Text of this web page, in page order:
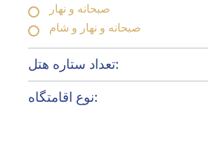
صبحانه و نهار
صبحانه و نهار و شام
تعداد ستاره هتل:
نوع اقامتگاه: